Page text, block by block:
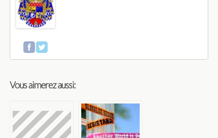
Vous aimerez aussi: